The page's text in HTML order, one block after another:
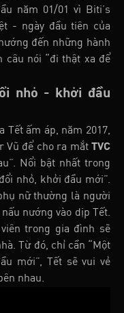
năm 01/01 vì Biti’s
- ngày đầu tiên của
đến những hành
câu nói “đi thật xa để
nhỏ - khởi đầu
Tết ấm áp, năm 2017,
Vũ để cho ra mắt TVC
Nổi bật nhất trong
nhỏ, khởi đầu mới”.
nữ thường là người
nướng vào dịp Tết.
trong gia đình sẽ
Từ đó, chỉ cần “Một
mới”, Tết sẽ vui vẻ
nhau.